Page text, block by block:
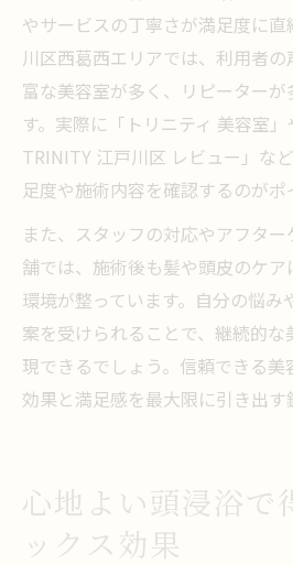
やサービスの丁寧さが満足度に
川区西葛西エリアでは、利用者
富な美容室が多く、リピーター
す。実際に「トリニティ 美容室
TRINITY 江戸川区 レビュー」な
足度や施術内容を確認するのがポ
また、スタッフの対応やアフタ
舗では、施術後も髪や頭皮のケ
環境が整っています。自分の悩み
案を受けられることで、継続的
現できるでしょう。信頼できる
効果と満足感を最大限に引き出す
心地よい頭浸浴で
ックス効果